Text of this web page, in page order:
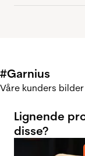
#Garnius
Våre kunders
Lignende
disse?